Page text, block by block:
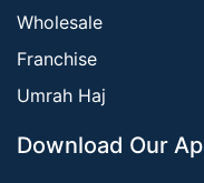
Wholesale
Franchise
Umrah Haj
Download Our